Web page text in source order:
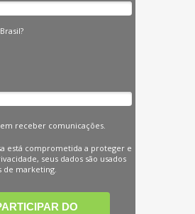
receber comunicações.
está comprometida a proteger e
seus dados são usados
de marketing.
DO